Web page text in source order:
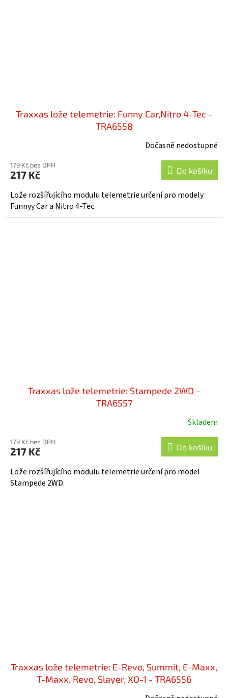
Traxxas lože telemetrie: Funny Car,Nitro 4-Tec -
TRA6558
Dočasně nedostupné
179 Kč bez DPH
217 Kč Do košíku
Lože rozšířujícího modulu telemetrie určení pro modely
Funnyy Car a Nitro 4-Tec.
Traxxas lože telemetrie: Stampede 2WD -
TRA6557
Skladem
179 Kč bez DPH
217 Kč Do košíku
Lože rozšířujícího modulu telemetrie určení pro model
Stampede 2WD.
Traxxas lože telemetrie: E-Revo, Summit, E-Maxx,
T-Maxx, Revo, Slayer, XO-1 - TRA6556